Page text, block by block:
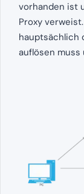
vorhanden ist
Proxy
hauptsächlich
auflösen muss